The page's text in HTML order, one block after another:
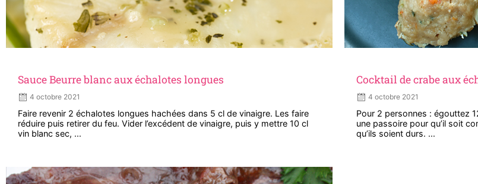
Sauce Beurre blanc aux échalotes longues
4 octobre 2021
Faire revenir 2 échalotes longues hachées dans 5 cl de vinaigre. Les faire
réduire puis retirer du feu. Vider l’excédent de vinaigre, puis y mettre 10 cl
vin blanc sec, ...
Cocktail de crabe aux
4 octobre 2021
Pour 2 personnes : égouttez
une passoire pour qu’il soit
qu’ils soient durs. ...